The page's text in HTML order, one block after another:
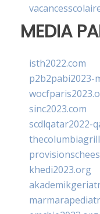
MEDIA
isth2022.com
p2b2pabi2023-
sinc2023.com
scdlqatar2022-
khedi2023.org